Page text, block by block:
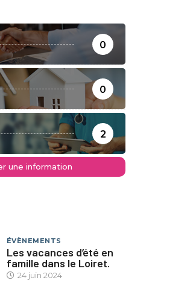
0
0
2
une information
ÉVÈNEMENTS
Les vacances d’été en
famille dans le Loiret.
24 juin 2024